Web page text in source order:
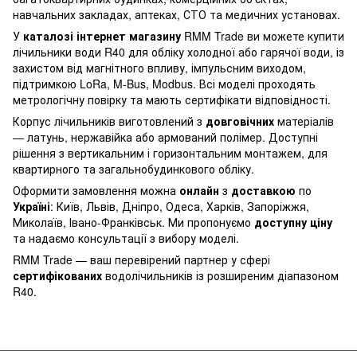
навчальних закладах, аптеках, СТО та медичних установах.
У каталозі інтернет магазину RMM Trade ви можете купити
лічильники води R40 для обліку холодної або гарячої води, із
захистом від магнітного впливу, імпульсним виходом,
підтримкою LoRa, M-Bus, Modbus. Всі моделі проходять
метрологічну повірку та мають сертифікати відповідності.
Корпус лічильників виготовлений з довговічних матеріалів
— латунь, нержавійка або армований полімер. Доступні
рішення з вертикальним і горизонтальним монтажем, для
квартирного та загальнобудинкового обліку.
Оформити замовлення можна онлайн з доставкою по
Україні: Київ, Львів, Дніпро, Одеса, Харків, Запоріжжя,
Миколаїв, Івано-Франківськ. Ми пропонуємо доступну ціну
та надаємо консультації з вибору моделі.
RMM Trade — ваш перевірений партнер у сфері
сертифікованих водолічильників із розширеним діапазоном
R40.